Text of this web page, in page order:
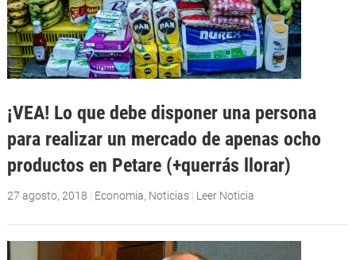
¡VEA! Lo que debe disponer una persona
para realizar un mercado de apenas ocho
productos en Petare (+querrás llorar)
27 agosto, 2018 | Economia, Noticias | Leer Noticia